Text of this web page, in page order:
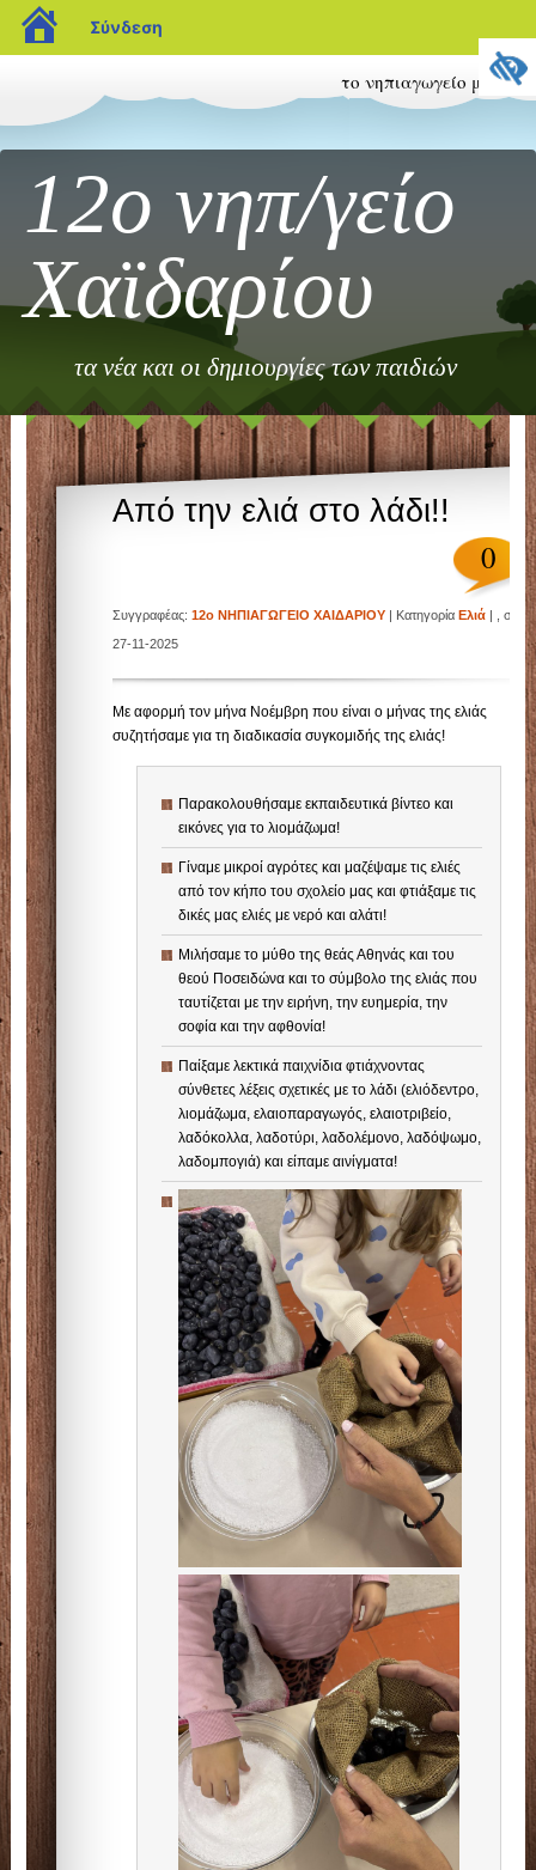
blogs.sch.gr
Σύνδεση
το νηπιαγωγείο μας
12ο νηπ/γείο
Χαϊδαρίου
τα νέα και οι δημιουργίες των παιδιών
Από την ελιά στο λάδι!!
0
Συγγραφέας:12ο ΝΗΠΙΑΓΩΓΕΙΟ ΧΑΙΔΑΡΙΟΥ | ΚατηγορίαΕλιά | , στις
27-11-2025
Με αφορμή τον μήνα Νοέμβρη που είναι ο μήνας της ελιάς
συζητήσαμε για τη διαδικασία συγκομιδής της ελιάς!
Παρακολουθήσαμε εκπαιδευτικά βίντεο και
εικόνες για το λιομάζωμα!
Γίναμε μικροί αγρότες και μαζέψαμε τις ελιές
από τον κήπο του σχολείο μας και φτιάξαμε τις
δικές μας ελιές με νερό και αλάτι!
Μιλήσαμε το μύθο της θεάς Αθηνάς και του
θεού Ποσειδώνα και το σύμβολο της ελιάς που
ταυτίζεται με την ειρήνη, την ευημερία, την
σοφία και την αφθονία!
Παίξαμε λεκτικά παιχνίδια φτιάχνοντας
σύνθετες λέξεις σχετικές με το λάδι (ελιόδεντρο,
λιομάζωμα, ελαιοπαραγωγός, ελαιοτριβείο,
λαδόκολλα, λαδοτύρι, λαδολέμονο, λαδόψωμο,
λαδομπογιά) και είπαμε αινίγματα!